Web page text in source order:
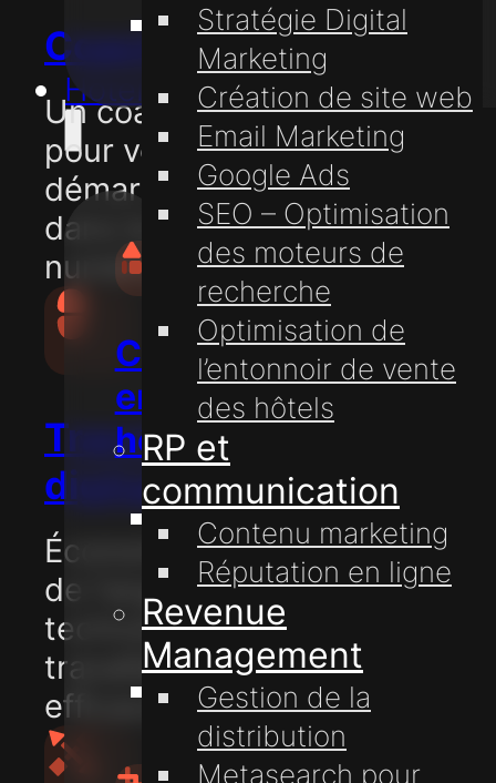
Nom de domaine
Hôtels
Conseil
en
hôtellerie
Communication
avec
les
voyageurs
Technologie
hôtelière
Stratégie Digital
Marketing
Création de site web
Email Marketing
Google Ads
SEO – Optimisation
des moteurs de
recherche
Optimisation de
l’entonnoir de vente
des hôtels
RP et
communication
Contenu marketing
Réputation en ligne
Revenue
Management
Gestion de la
distribution
Metasearch pour
Coaching digital
Un coaching individuel
pour vous aider à
démarrer du bon pied
dans le monde
numérique.
Transformation
digitale
Économisez du temps et
de l'argent en utilisant la
technologie pour
travailler plus
efficacement.